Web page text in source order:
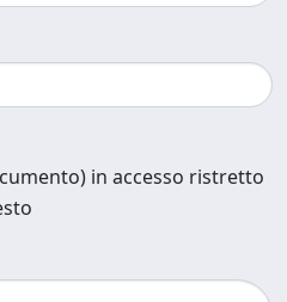
in accesso ristretto